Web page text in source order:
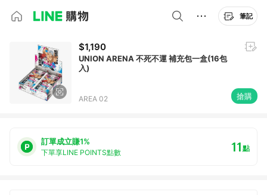
筆記
$1,190
UNION ARENA 不死不運 補充包一盒(16包
入)
AREA 02 搶購
訂單成立賺1%
下單享LINE POINTS點數 11點